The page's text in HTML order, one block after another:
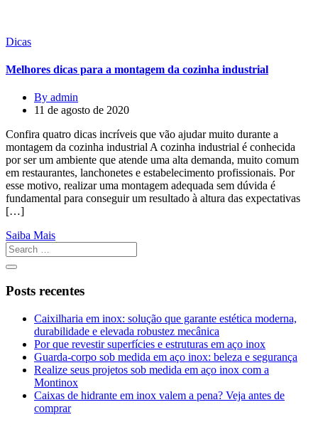
Dicas
Melhores dicas para a montagem da cozinha industrial
By admin
11 de agosto de 2020
Confira quatro dicas incríveis que vão ajudar muito durante a
montagem da cozinha industrial A cozinha industrial é conhecida
por ser um ambiente que atende uma alta demanda, muito comum
em restaurantes, lanchonetes e estabelecimento profissionais. Por
esse motivo, realizar uma montagem adequada sem dúvida é
fundamental para conseguir um resultado à altura das expectativas
[…]
Saiba Mais
Posts recentes
Caixilharia em inox: solução que garante estética moderna,
durabilidade e elevada robustez mecânica
Por que revestir superfícies e estruturas em aço inox
Guarda-corpo sob medida em aço inox: beleza e segurança
Realize seus projetos sob medida em aço inox com a
Montinox
Caixas de hidrante em inox valem a pena? Veja antes de
comprar